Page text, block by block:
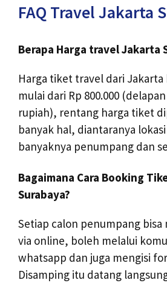
FAQ Travel Jakarta
Berapa Harga travel Jakarta
Harga tiket travel dari Jakarta
mulai dari Rp 800.000
rupiah), rentang harga tiket
banyak hal, diantaranya
banyaknya penumpang dan
Bagaimana Cara Booking
Surabaya?
Setiap calon penumpang
via online, boleh melalui
whatsapp dan juga mengisi
Disamping itu datang